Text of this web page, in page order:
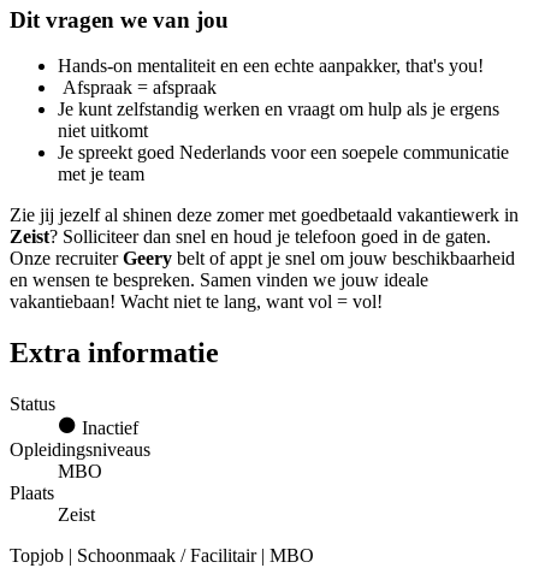
Dit vragen we van jou
Hands-on mentaliteit en een echte aanpakker, that's you!
Afspraak = afspraak
Je kunt zelfstandig werken en vraagt om hulp als je ergens
niet uitkomt
Je spreekt goed Nederlands voor een soepele communicatie
met je team
Zie jij jezelf al shinen deze zomer met goedbetaald vakantiewerk in
Zeist? Solliciteer dan snel en houd je telefoon goed in de gaten.
Onze recruiterGeery belt of appt je snel om jouw beschikbaarheid
en wensen te bespreken. Samen vinden we jouw ideale
vakantiebaan! Wacht niet te lang, want vol = vol!
Extra informatie
Status
Inactief
Opleidingsniveaus
MBO
Plaats
Zeist
Topjob | Schoonmaak / Facilitair | MBO